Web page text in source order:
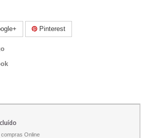
Pinterest
Online